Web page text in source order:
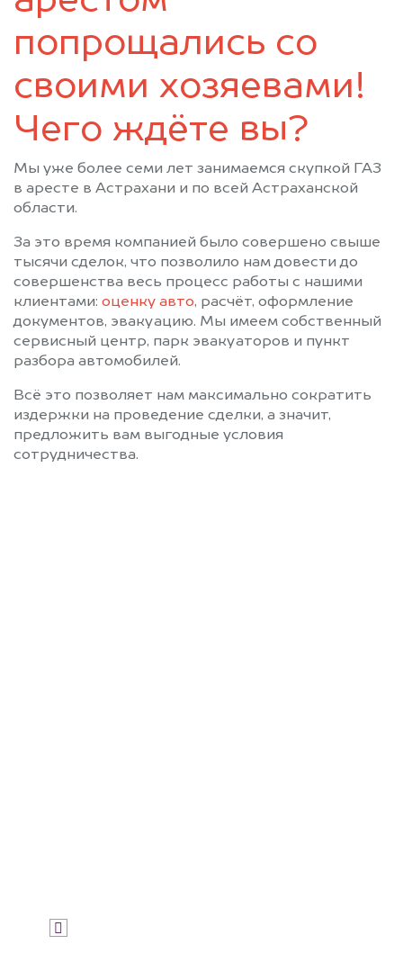
попрощались со
своими хозяевами!
Чего ждёте вы?
Мы уже более семи лет занимаемся скупкой ГАЗ
в аресте в Астрахани и по всей Астраханской
области.
За это время компанией было совершено свыше
тысячи сделок, что позволило нам довести до
совершенства весь процесс работы с нашими
клиентами: оценку авто, расчёт, оформление
документов, эвакуацию. Мы имеем собственный
сервисный центр, парк эвакуаторов и пункт
разбора автомобилей.
Всё это позволяет нам максимально сократить
издержки на проведение сделки, а значит,
предложить вам выгодные условия
сотрудничества.